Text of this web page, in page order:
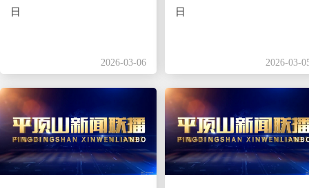
日
2026-03-06
日
2026-03-